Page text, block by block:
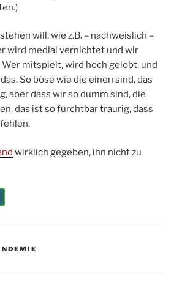
will, wie z.B. – nachweislich –
wird medial vernichtet und wir
Wer mitspielt, wird hoch gelobt, und
So böse wie die einen sind, das
aber dass wir so dumm sind, die
das ist so furchtbar traurig, dass
wirklich gegeben, ihn nicht zu